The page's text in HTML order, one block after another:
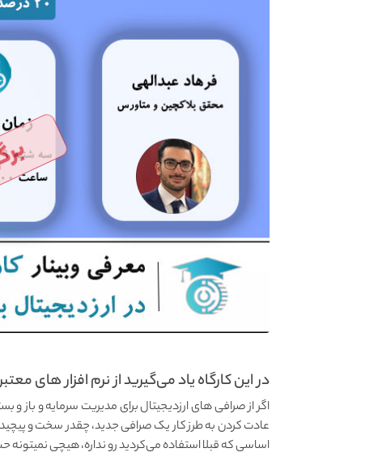
در این کارگاه یاد می‌گیرید از نرم افزار های
اگر از صرافی های ارزدیجیتال برای مدیریت سرمایه و باز
عادت کردن به طرز کار یک صرافی جدید، چقدر سخت و
اساسی که قبلا استفاده می‌کردید رو نداره، هیچی